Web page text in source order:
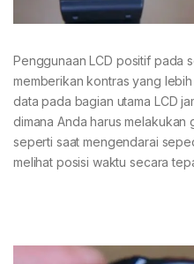
Penggunaan LCD positif pada
memberikan kontras yang
data pada bagian utama LCD
dimana Anda harus
seperti saat mengendarai
melihat posisi waktu secara